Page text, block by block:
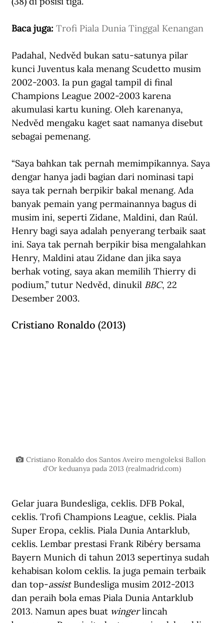
Baca juga: Trofi Piala Dunia Tinggal Kenangan
Padahal, Nedvěd bukan satu-satunya pilar
kunci Juventus kala menang Scudetto musim
2002-2003. Ia pun gagal tampil di final
Champions League 2002-2003 karena
akumulasi kartu kuning. Oleh karenanya,
Nedvěd mengaku kaget saat namanya disebut
sebagai pemenang.
“Saya bahkan tak pernah memimpikannya. Saya
dengar hanya jadi bagian dari nominasi tapi
saya tak pernah berpikir bakal menang. Ada
banyak pemain yang permainannya bagus di
musim ini, seperti Zidane, Maldini, dan Raúl.
Henry bagi saya adalah penyerang terbaik saat
ini. Saya tak pernah berpikir bisa mengalahkan
Henry, Maldini atau Zidane dan jika saya
berhak voting, saya akan memilih Thierry di
podium,” tutur Nedvěd, dinukil BBC, 22
Desember 2003.
Cristiano Ronaldo (2013)
Cristiano Ronaldo dos Santos Aveiro mengoleksi Ballon
d'Or keduanya pada 2013 (realmadrid.com)
Gelar juara Bundesliga, ceklis. DFB Pokal,
ceklis. Trofi Champions League, ceklis. Piala
Super Eropa, ceklis. Piala Dunia Antarklub,
ceklis. Lembar prestasi Frank Ribéry bersama
Bayern Munich di tahun 2013 sepertinya sudah
kehabisan kolom ceklis. Ia juga pemain terbaik
dan top-assist Bundesliga musim 2012-2013
dan peraih bola emas Piala Dunia Antarklub
2013. Namun apes buat winger lincah